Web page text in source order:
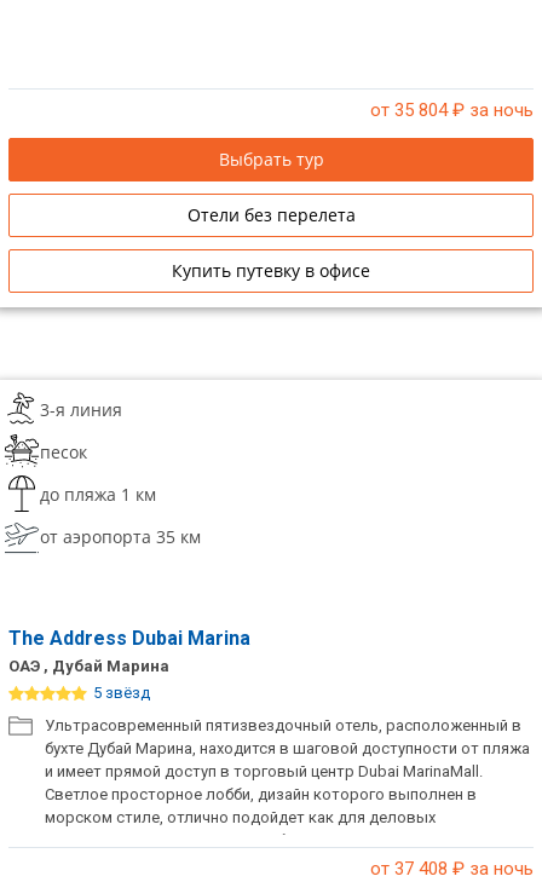
от 35 804₽ за ночь
Выбрать тур
Отели без перелета
Купить путевку в офисе
3-я линия
песок
до пляжа 1 км
от аэропорта 35 км
The Address Dubai Marina
ОАЭ , Дубай Марина
5 звёзд
Ультрасовременный пятизвездочный отель, расположенный в
бухте Дубай Марина, находится в шаговой доступности от пляжа
и имеет прямой доступ в торговый центр Dubai MarinaMall.
Светлое просторное лобби, дизайн которого выполнен в
морском стиле, отлично подойдет как для деловых
переговоров, так и для расслабленных встреч с друзьями. Всего
в отеле 200 просторных светлых номеров и люксов с
от 37 408 ₽ за ночь